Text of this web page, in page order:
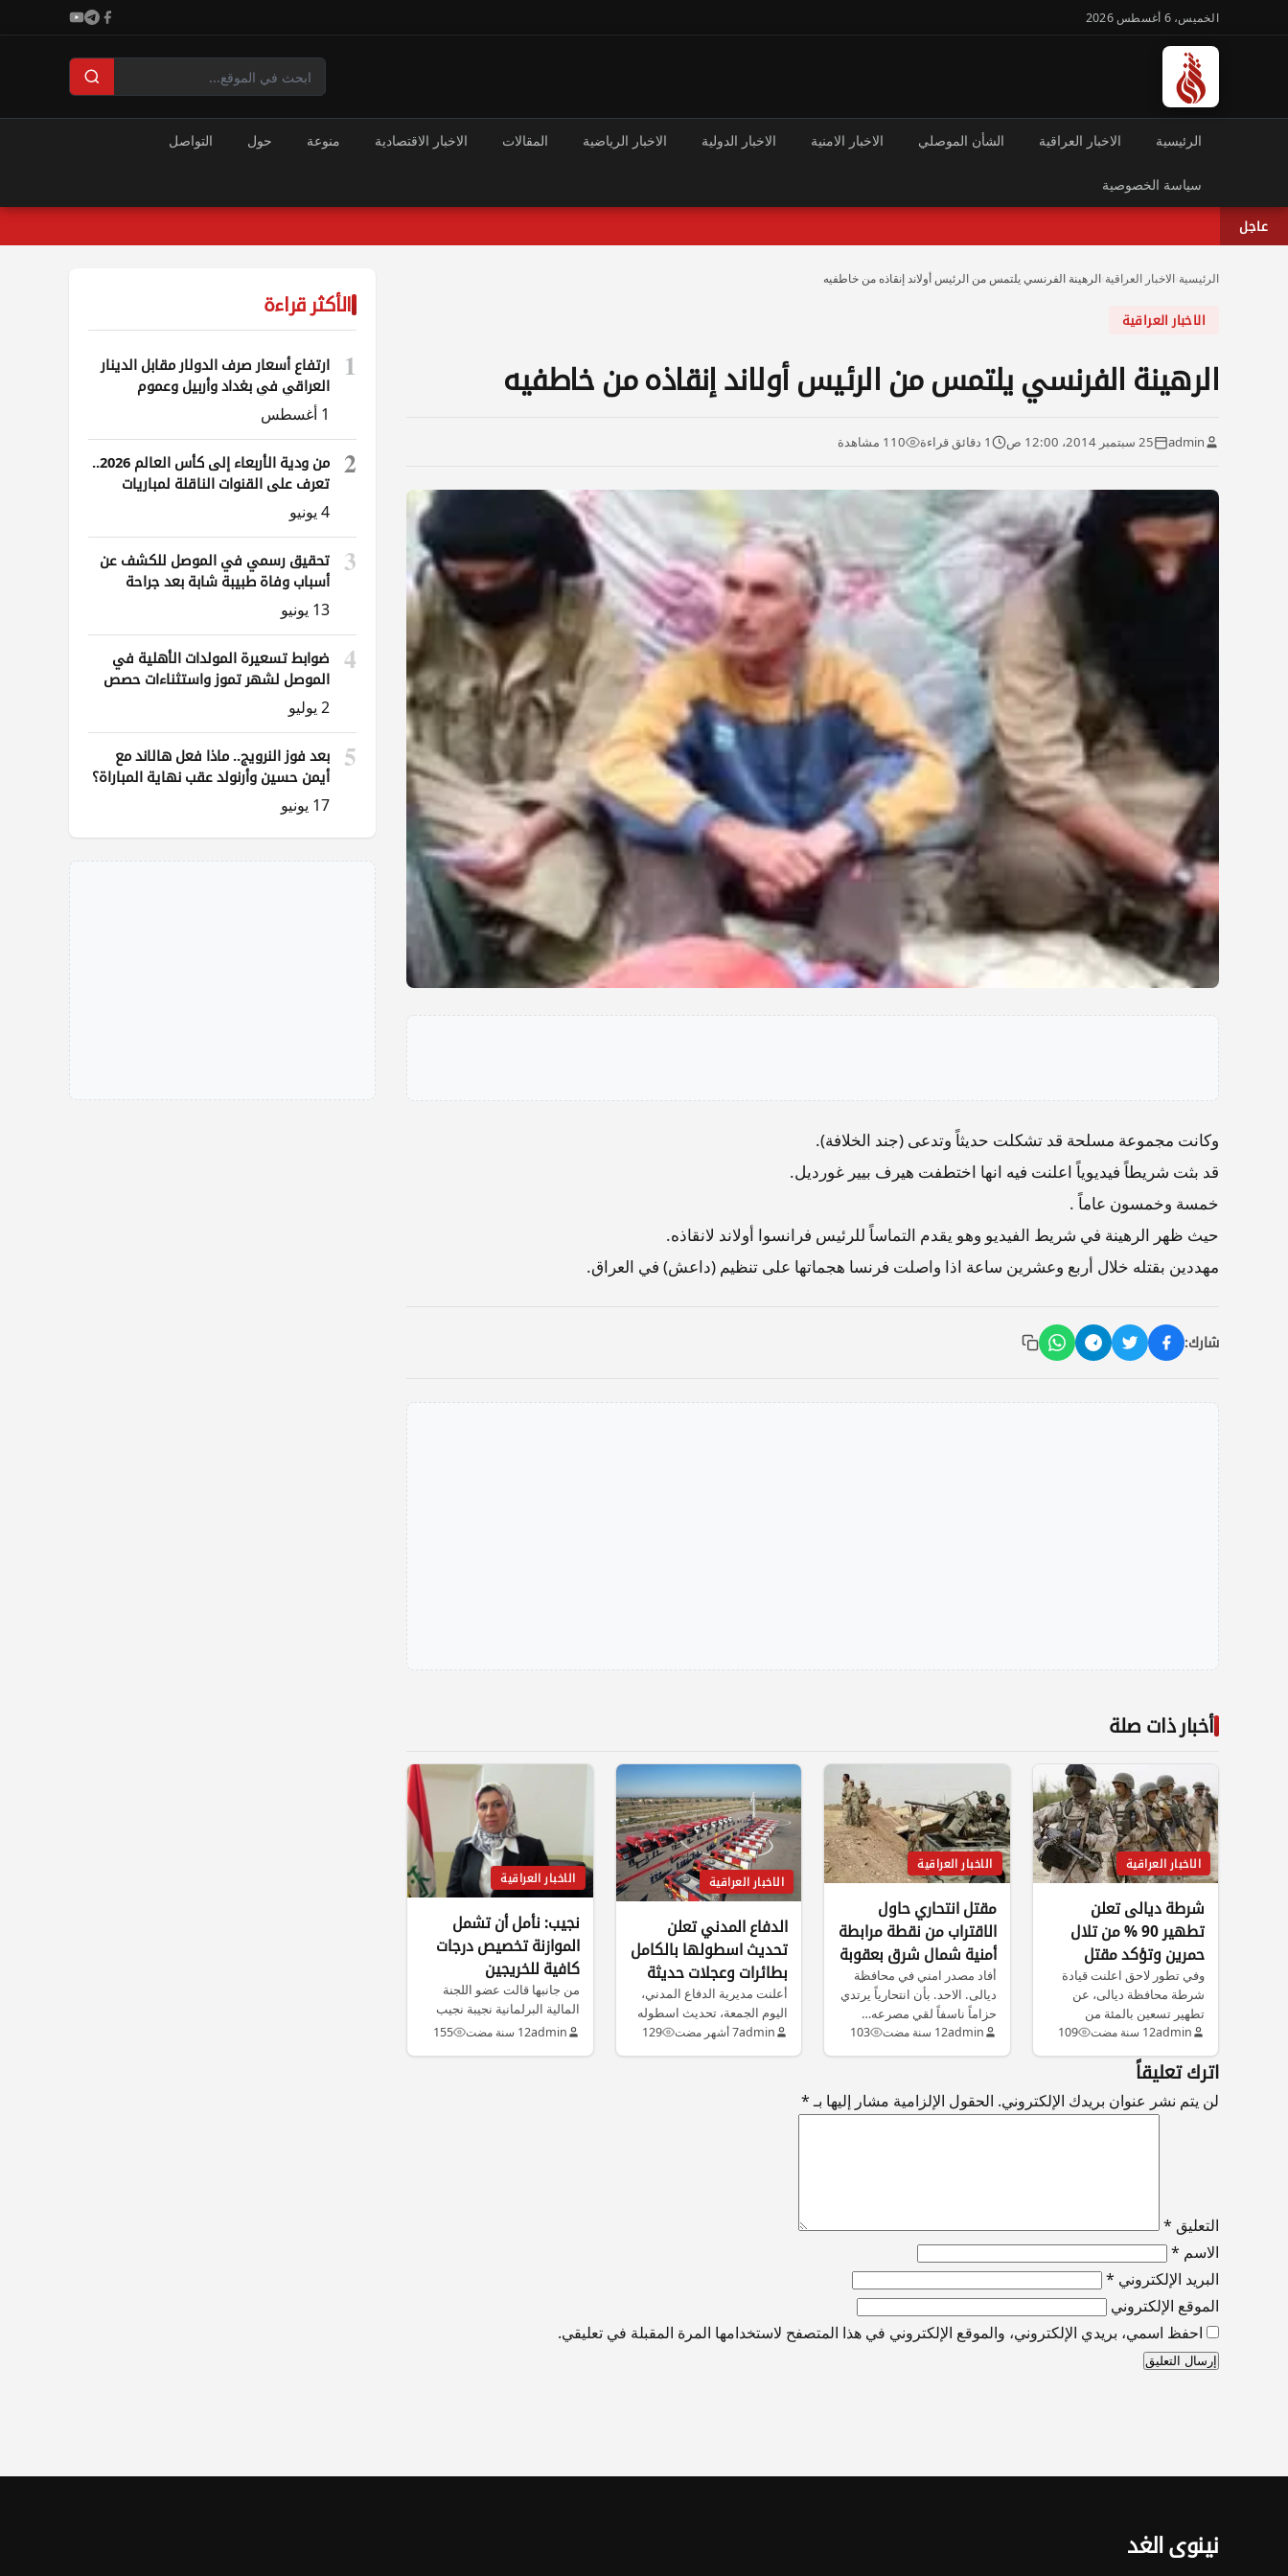
الخميس، 6 أغسطس 2026
الرئيسية الاخبار العراقية الشأن الموصلي الاخبار الامنية الاخبار الدولية الاخبار الرياضية المقالات الاخبار الاقتصادية منوعة حول التواصل
سياسة الخصوصية
عاجل
الرئيسية الاخبار العراقية الرهينة الفرنسي يلتمس من الرئيس أولاند إنقاذه من خاطفيه
الاخبار العراقية
الرهينة الفرنسي يلتمس من الرئيس أولاند إنقاذه من خاطفيه
admin 25 سبتمبر 2014، 12:00 ص 1 دقائق قراءة 110 مشاهدة
وكانت مجموعة مسلحة قد تشكلت حديثاً وتدعى (جند الخلافة).
قد بثت شريطاً فيديوياً اعلنت فيه انها اختطفت هيرف بيير غورديل.
خمسة وخمسون عاماً .
حيث ظهر الرهينة في شريط الفيديو وهو يقدم التماساً للرئيس فرانسوا أولاند لانقاذه.
مهددين بقتله خلال أربع وعشرين ساعة اذا واصلت فرنسا هجماتها على تنظيم (داعش) في العراق.
شارك:
أخبار ذات صلة
الاخبار العراقية
شرطة ديالى تعلن
تطهير 90 % من تلال
حمرين وتؤكد مقتل
واصابة 42 داعشيا
وفي تطور لاحق اعلنت قيادة
شرطة محافظة ديالى، عن
تطهير تسعين بالمئة من
مناطق…
admin12 سنة مضت 109
الاخبار العراقية
مقتل انتحاري حاول
الاقتراب من نقطة مرابطة
أمنية شمال شرق بعقوبة
أفاد مصدر امني في محافظة
ديالى. الاحد. بأن انتحارياً يرتدي
حزاماً ناسفاً لقي مصرعه…
admin12 سنة مضت 103
الاخبار العراقية
الدفاع المدني تعلن
تحديث اسطولها بالكامل
بطائرات وعجلات حديثة
أعلنت مديرية الدفاع المدني،
اليوم الجمعة، تحديث اسطوله
بالكامل، فيما أشارت الى
admin7 أشهر مضت 129
الاخبار العراقية
نجيب: نأمل أن تشمل
الموازنة تخصيص درجات
كافية للخريجين
من جانبها قالت عضو اللجنة
المالية البرلمانية نجيبة نجيب
إن اللجنة بانتظار رد الحكومة…
admin12 سنة مضت 155
اترك تعليقاً
لن يتم نشر عنوان بريدك الإلكتروني. الحقول الإلزامية مشار إليها بـ*
التعليق *
الاسم *
البريد الإلكتروني *
الموقع الإلكتروني
احفظ اسمي، بريدي الإلكتروني، والموقع الإلكتروني في هذا المتصفح لاستخدامها المرة المقبلة في تعليقي.
الأكثر قراءة
1
ارتفاع أسعار صرف الدولار مقابل الدينار
العراقي في بغداد وأربيل وعموم
المحافظات
1 أغسطس
2
من ودية الأربعاء إلى كأس العالم 2026..
تعرف على القنوات الناقلة لمباريات
العراق
4 يونيو
3
تحقيق رسمي في الموصل للكشف عن
أسباب وفاة طبيبة شابة بعد جراحة
ناظورية
13 يونيو
4
ضوابط تسعيرة المولدات الأهلية في
الموصل لشهر تموز واستثناءات حصص
الوقود
2 يوليو
5
بعد فوز النرويج.. ماذا فعل هالاند مع
أيمن حسين وأرنولد عقب نهاية المباراة؟
17 يونيو
نينوى الغد